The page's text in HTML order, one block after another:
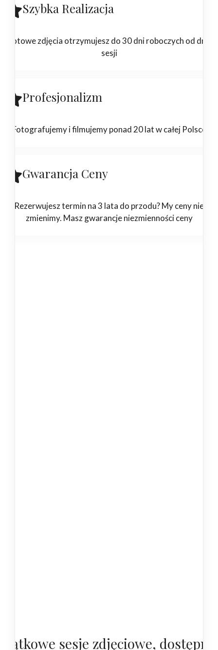
Szybka Realizacja
Gotowe zdjęcia otrzymujesz do 30 dni roboczych od dnia
sesji
Profesjonalizm
Fotografujemy i filmujemy ponad 20 lat w całej Polsce
Gwarancja Ceny
Rezerwujesz termin na 3 lata do przodu? My ceny nie
zmienimy. Masz gwarancje niezmienności ceny
sesje zdjęciowe,